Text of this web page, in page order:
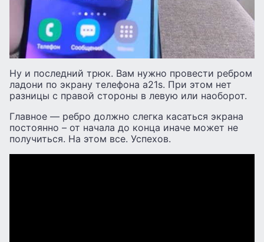
Ну и последний трюк. Вам нужно провести ребром
ладони по экрану телефона а21s. При этом нет
разницы с правой стороны в левую или наоборот.
Главное — ребро должно слегка касаться экрана
постоянно – от начала до конца иначе может не
получиться. На этом все. Успехов.